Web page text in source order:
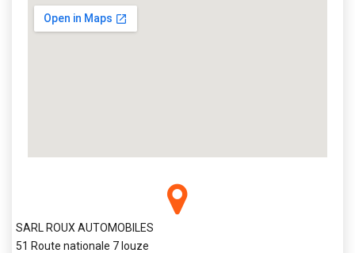
SARL ROUX AUTOMOBILES
51 Route nationale 7 louze